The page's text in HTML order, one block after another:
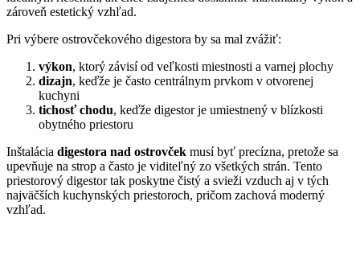
zároveň estetický vzhľad.
Pri výbere ostrovčekového digestora by sa mal zvážiť:
výkon, ktorý závisí od veľkosti miestnosti a varnej plochy
dizajn, keďže je často centrálnym prvkom v otvorenej
kuchyni
tichosť chodu, keďže digestor je umiestnený v blízkosti
obytného priestoru
Inštalácia digestora nad ostrovček musí byť precízna, pretože sa
upevňuje na strop a často je viditeľný zo všetkých strán. Tento
priestorový digestor tak poskytne čistý a svieži vzduch aj v tých
najväčších kuchynských priestoroch, pričom zachová moderný
vzhľad.